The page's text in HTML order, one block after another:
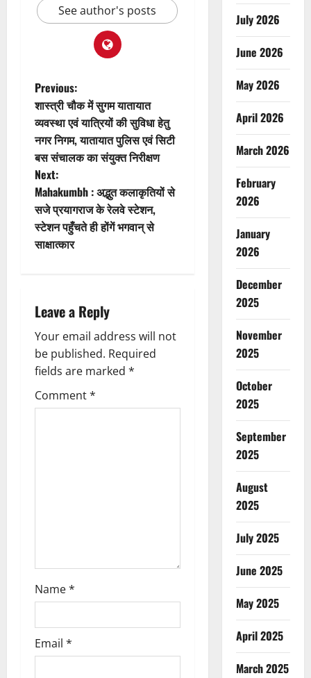
See author's posts
P
o
s
t
n
a
i
g
a
t
i
Previous:
शास्त्री चौक में सुगम यातायात
व्यवस्था एवं यात्रियों की सुविधा हेतु
नगर निगम, यातायात पुलिस एवं सिटी
बस संचालक का संयुक्त निरीक्षण
Next:
Mahakumbh : अद्भुत कलाकृतियों से
सजे प्रयागराज के रेलवे स्टेशन,
स्टेशन पहुँचते ही होंगें भगवान् से
साक्षात्कार
Leave a Reply
Your email address will not
be published. Required
fields are marked *
Comment*
Name*
Email *
July 2026
June 2026
May 2026
April 2026
March 2026
February
2026
January
2026
December
2025
November
2025
October
2025
September
2025
August
2025
July 2025
June 2025
May 2025
April 2025
March 2025